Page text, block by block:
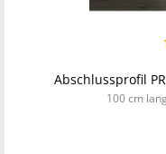
Abschlussprofil
100 cm